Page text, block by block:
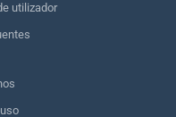
utilizador